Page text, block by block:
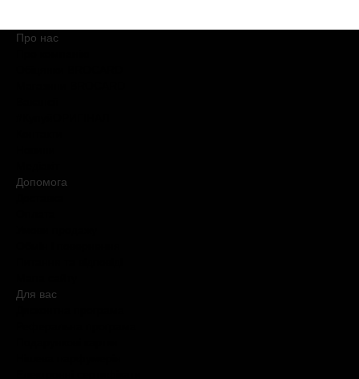
Про нас
Допомога
Для вас